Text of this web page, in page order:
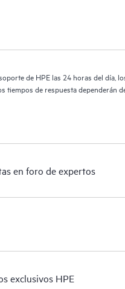
de HPE las 24 horas del día,
tiempos de respuesta dependerán
en foro de expertos
exclusivos HPE